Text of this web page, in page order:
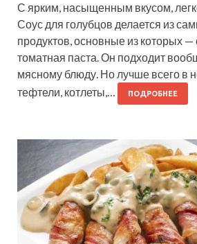
С ярким, насыщенным вкусом,
Соус для голубцов делается из
продуктов, основные из которых
томатная паста. Он подходит
мясному блюду. Но лучше всего в
тефтели, котлеты,…
ПОДРОБНЕЕ